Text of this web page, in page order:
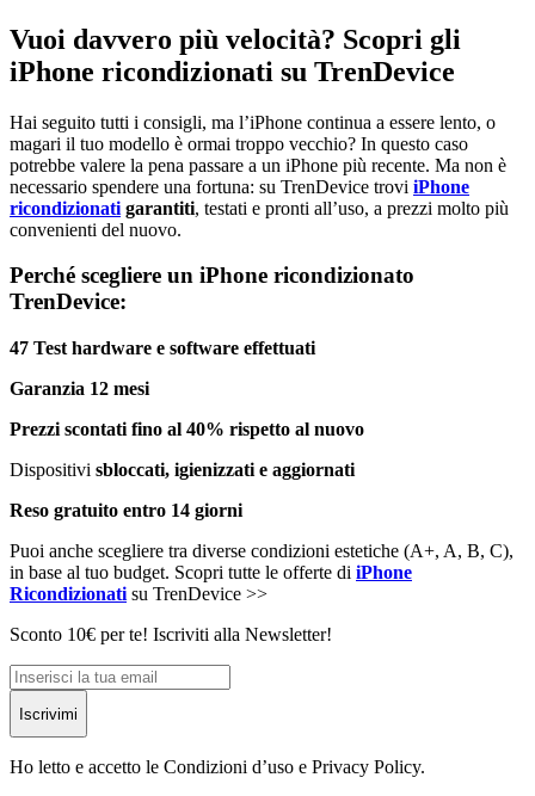
Vuoi davvero più velocità? Scopri gli
iPhone ricondizionati su TrenDevice
Hai seguito tutti i consigli, ma l’iPhone continua a essere lento, o
magari il tuo modello è ormai troppo vecchio? In questo caso
potrebbe valere la pena passare a un iPhone più recente. Ma non è
necessario spendere una fortuna: su TrenDevice trovi iPhone
ricondizionati garantiti, testati e pronti all’uso, a prezzi molto più
convenienti del nuovo.
Perché scegliere un iPhone ricondizionato
TrenDevice:
47 Test hardware e software effettuati
Garanzia 12 mesi
Prezzi scontati fino al 40% rispetto al nuovo
Dispositivi sbloccati, igienizzati e aggiornati
Reso gratuito entro 14 giorni
Puoi anche scegliere tra diverse condizioni estetiche (A+, A, B, C),
in base al tuo budget. Scopri tutte le offerte di iPhone
Ricondizionati su TrenDevice >>
Sconto 10€ per te! Iscriviti alla Newsletter!
Iscrivimi
Ho letto e accetto le Condizioni d’uso e Privacy Policy.